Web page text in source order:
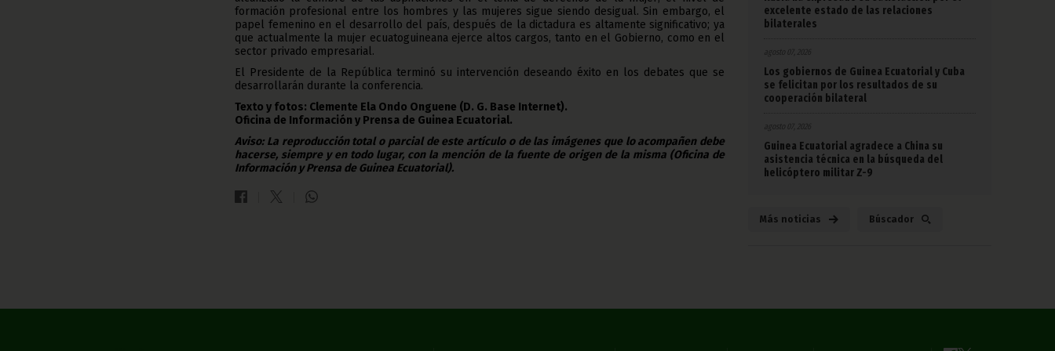
formación profesional entre los hombres y las mujeres sigue siendo desigual. Sin embargo, el
papel femenino en el desarrollo del país, después de la dictadura es altamente significativo; ya
que actualmente la mujer ecuatoguineana ejerce altos cargos, tanto en el Gobierno, como en el
sector privado empresarial.
El Presidente de la República terminó su intervención deseando éxito en los debates que se
desarrollarán durante la conferencia.
Texto y fotos: Clemente Ela Ondo Onguene (D. G. Base Internet).
Oficina de Información y Prensa de Guinea Ecuatorial.
Aviso: La reproducción total o parcial de este artículo o de las imágenes que lo acompañen debe
hacerse, siempre y en todo lugar, con la mención de la fuente de origen de la misma (Oficina de
Información y Prensa de Guinea Ecuatorial).
excelente estado de las relaciones
bilaterales
agosto 07, 2026
Los gobiernos de Guinea Ecuatorial y Cuba
se felicitan por los resultados de su
cooperación bilateral
agosto 07, 2026
Guinea Ecuatorial agradece a China su
asistencia técnica en la búsqueda del
helicóptero militar Z-9
Más noticias Búscador